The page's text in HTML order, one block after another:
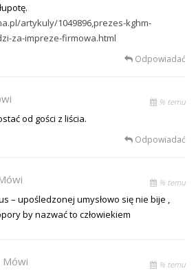
artykuly/1049896,prezes-kghm-
za-impreze-firmowa.html
Odpowiadać
% temu
od gości z liścia.
Odpowiadać
% temu
– upośledzonej umysłowo się nie bije ,
by nazwać to człowiekiem
Mówi % temu